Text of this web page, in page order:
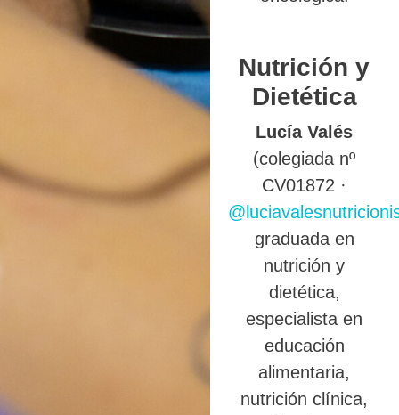
Nutrición y
Dietética
Lucía Valés
(colegiada nº
CV01872 ·
graduada en
nutrición y
dietética,
especialista en
educación
alimentaria,
nutrición clínica,